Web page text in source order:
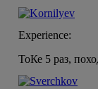
Experience:
ТоКе 5 раз,